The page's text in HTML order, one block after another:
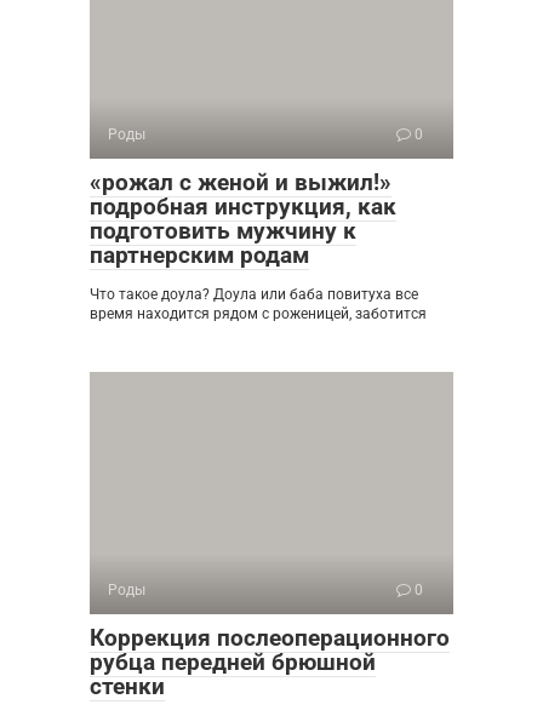
Роды 0
«рожал с женой и выжил!»
подробная инструкция, как
подготовить мужчину к
партнерским родам
Что такое доула? Доула или баба повитуха все
время находится рядом с роженицей, заботится
Роды 0
Коррекция послеоперационного
рубца передней брюшной
стенки